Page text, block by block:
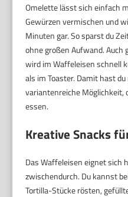
Omelette lässt sich einfach
Gewürzen vermischen und
Minuten gar. So sparst du
ohne großen Aufwand.
wird im Waffeleisen schnell
als im Toaster. Damit hast
variantenreiche Möglichkeit,
essen.
Kreative Snacks
Das Waffeleisen eignet sich
zwischendurch. Du kannst
Tortilla-Stücke rösten,